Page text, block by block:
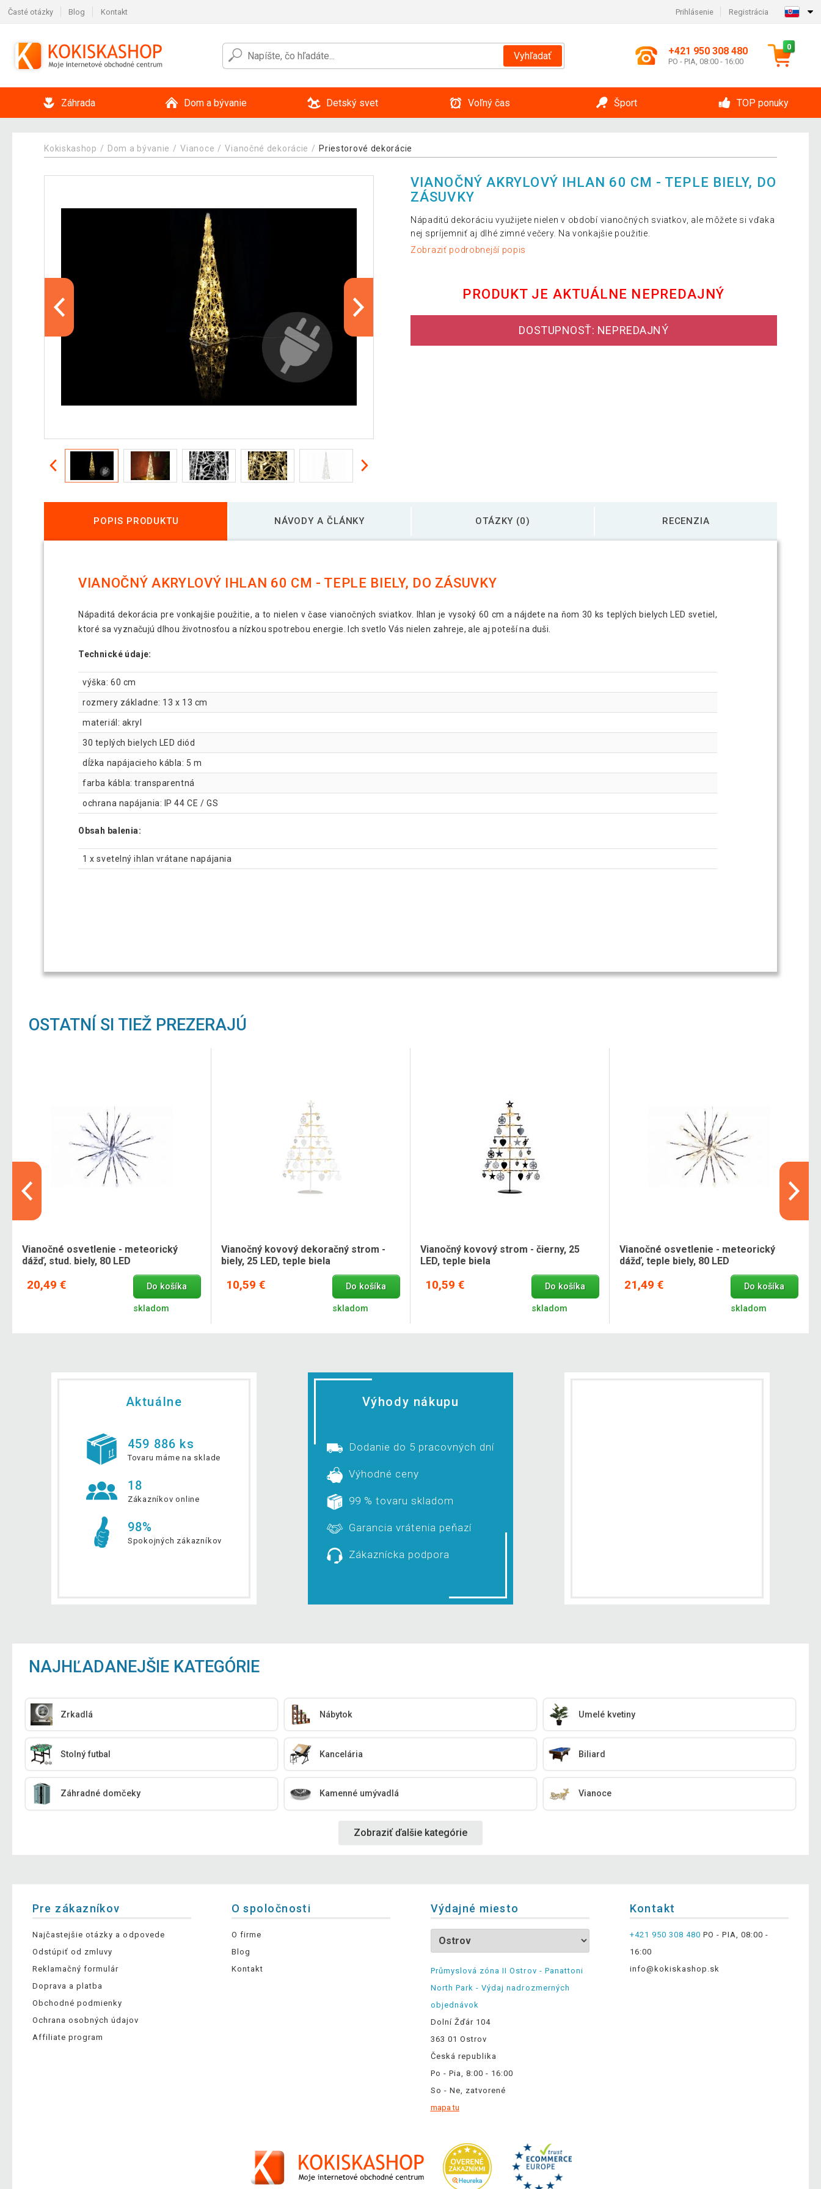
Časté otázky Blog Kontakt Prihlásenie Registrácia
Vyhľadať +421 950 308 480
PO - PIA, 08:00 - 16:00
0
Záhrada Dom a bývanie Detský svet Voľný čas Šport TOP ponuky
Kokiskashop Dom a bývanie Vianoce Vianočné dekorácie Priestorové dekorácie
VIANOČNÝ AKRYLOVÝ IHLAN 60 CM - TEPLE BIELY, DO
ZÁSUVKY
Nápaditú dekoráciu využijete nielen v období vianočných sviatkov, ale môžete si vďaka
nej spríjemniť aj dlhé zimné večery. Na vonkajšie použitie.
Zobraziť podrobnejší popis
PRODUKT JE AKTUÁLNE NEPREDAJNÝ
DOSTUPNOSŤ: NEPREDAJNÝ
POPIS PRODUKTU NÁVODY A ČLÁNKY OTÁZKY (0) RECENZIA
VIANOČNÝ AKRYLOVÝ IHLAN 60 CM - TEPLE BIELY, DO ZÁSUVKY
Nápaditá dekorácia pre vonkajšie použitie, a to nielen v čase vianočných sviatkov. Ihlan je vysoký 60 cm a nájdete na ňom 30 ks teplých bielych LED svetiel,
ktoré sa vyznačujú dlhou životnosťou a nízkou spotrebou energie. Ich svetlo Vás nielen zahreje, ale aj poteší na duši.
Technické údaje:
výška: 60 cm
rozmery základne: 13 x 13 cm
materiál: akryl
30 teplých bielych LED diód
dĺžka napájacieho kábla: 5 m
farba kábla: transparentná
ochrana napájania: IP 44 CE / GS
Obsah balenia:
1 x svetelný ihlan vrátane napájania
OSTATNÍ SI TIEŽ PREZERAJÚ
Vianočné osvetlenie - meteorický
dážď, stud. biely, 80 LED
20,49 € Do košíka
skladom
Vianočný kovový dekoračný strom -
biely, 25 LED, teple biela
10,59 € Do košíka
skladom
Vianočný kovový strom - čierny, 25
LED, teple biela
10,59 € Do košíka
skladom
Vianočné osvetlenie - meteorický
dážď, teple biely, 80 LED
21,49 € Do košíka
skladom
Aktuálne
459 886 ks
Tovaru máme na sklade
18
Zákazníkov online
98%
Spokojných zákazníkov
Výhody nákupu
Dodanie do 5 pracovných dní
Výhodné ceny
99 % tovaru skladom
Garancia vrátenia peňazí
Zákaznícka podpora
NAJHĽADANEJŠIE KATEGÓRIE
Zrkadlá Nábytok Umelé kvetiny
Stolný futbal Kancelária Biliard
Záhradné domčeky Kamenné umývadlá Vianoce
Zobraziť ďalšie kategórie
Pre zákazníkov
Najčastejšie otázky a odpovede
Odstúpiť od zmluvy
Reklamačný formulár
Doprava a platba
Obchodné podmienky
Ochrana osobných údajov
Affiliate program
O spoločnosti
O firme
Blog
Kontakt
Výdajné miesto
Průmyslová zóna II Ostrov - Panattoni
North Park - Výdaj nadrozmerných
objednávok
Dolní Žďár 104
363 01 Ostrov
Česká republika
Po - Pia, 8:00 - 16:00
So - Ne, zatvorené
mapa tu
Kontakt
+421 950 308 480 PO - PIA, 08:00 -
16:00
info@kokiskashop.sk